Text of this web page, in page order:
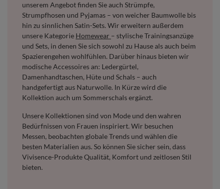
unserem Angebot finden Sie auch Strümpfe,
Strumpfhosen und Pyjamas – von weicher Baumwolle bis
hin zu sinnlichen Satin-Sets. Wir erweitern außerdem
unsere Kategorie Homewear – stylische Trainingsanzüge
und Sets, in denen Sie sich sowohl zu Hause als auch beim
Spazierengehen wohlfühlen. Darüber hinaus bieten wir
modische Accessoires an: Ledergürtel,
Damenhandtaschen, Hüte und Schals – auch
handgefertigt aus Naturwolle. In Kürze wird die
Kollektion auch um Sommerschals ergänzt.
Unsere Kollektionen sind von Mode und den wahren
Bedürfnissen von Frauen inspiriert. Wir besuchen
Messen, beobachten globale Trends und wählen die
besten Materialien aus. So können Sie sicher sein, dass
Vivisence-Produkte Qualität, Komfort und zeitlosen Stil
bieten.